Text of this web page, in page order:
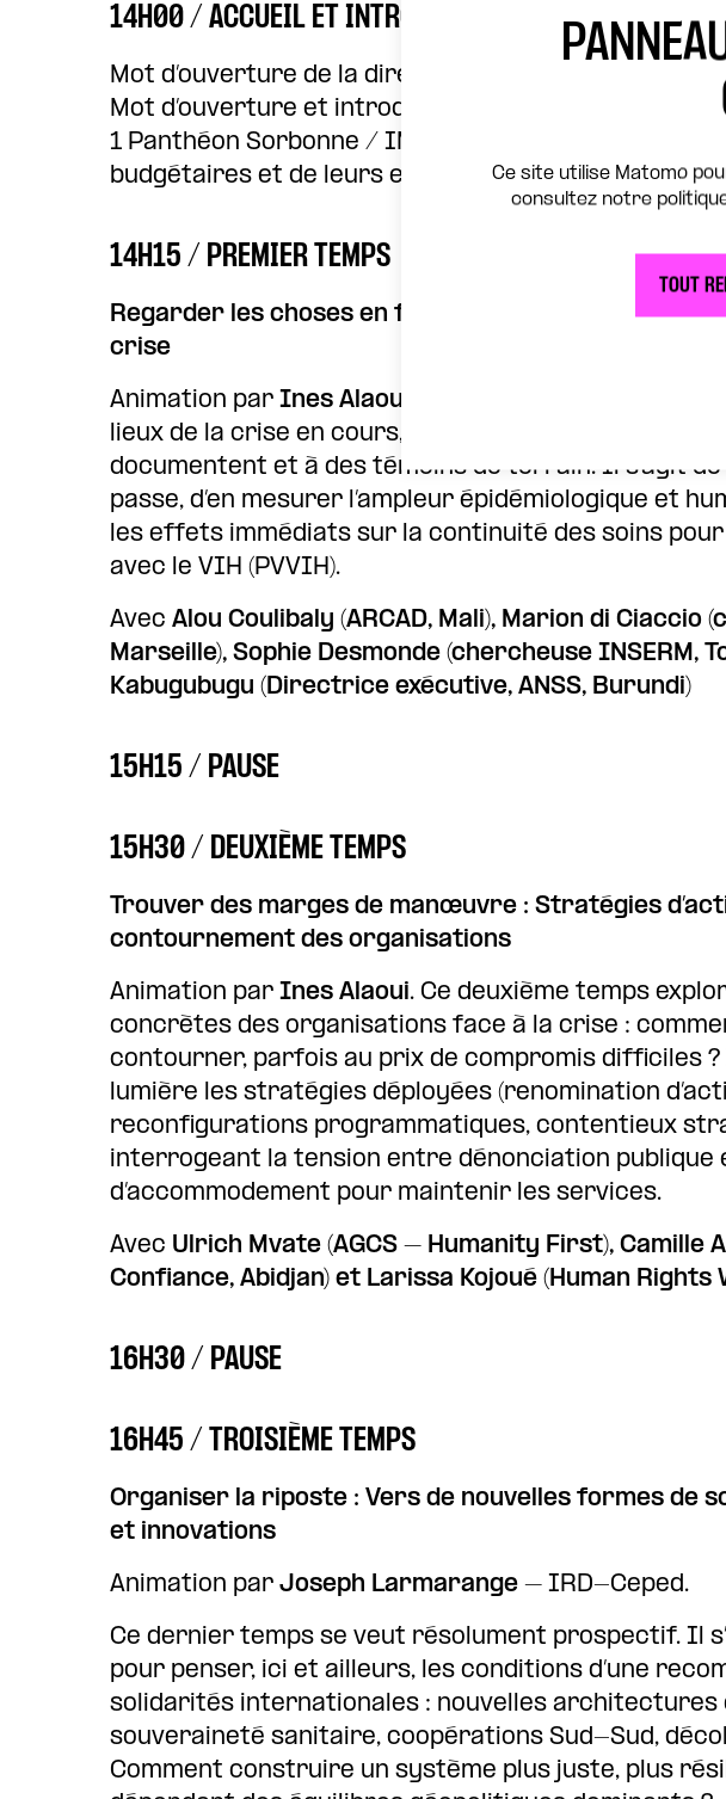
14H00 / ACCUEIL ET INTRODUCTION
Mot d’ouverture de la directrice du théâtre de la
Mot d’ouverture et introduction générale par
1 Panthéon Sorbonne / IMAF) sur la chronologie
budgétaires et de leurs effets sur la réponse
14H15 / PREMIER TEMPS
Regarder les choses en face : Documenter
crise
Animation par Ines Alaoui
lieux de la crise en cours, en donnant la parole à
documentent et à des témoins de terrain. Il s’agit
passe, d’en mesurer l’ampleur épidémiologique et
les effets immédiats sur la continuité des soins
avec le VIH (PVVIH).
Avec Alou Coulibaly (ARCAD, Mali), Marion di Ciaccio
Marseille), Sophie Desmonde (chercheuse INSERM,
Kabugubugu (Directrice exécutive, ANSS, Burundi)
15H15 / PAUSE
15H30 / DEUXIÈME TEMPS
Trouver des marges de manœuvre : Stratégies
contournement des organisations
Animation par Ines Alaoui. Ce deuxième temps
concrètes des organisations face à la crise :
contourner, parfois au prix de compromis difficiles ?
lumière les stratégies déployées (renomination
reconfigurations programmatiques, contentieux
interrogeant la tension entre dénonciation publique
d’accommodement pour maintenir les services.
Avec Ulrich Mvate (AGCS – Humanity First), Camille
Confiance, Abidjan) et Larissa Kojoué (Human Rights
16H30 / PAUSE
16H45 / TROISIÈME TEMPS
Organiser la riposte : Vers de nouvelles formes de
et innovations
Animation par Joseph Larmarange – IRD-Ceped.
Ce dernier temps se veut résolument prospectif. Il
pour penser, ici et ailleurs, les conditions d’une
solidarités internationales : nouvelles architectures
souveraineté sanitaire, coopérations Sud-Sud,
Comment construire un système plus juste, plus
Ce site utilise Matomo
consultez notre
TOUT